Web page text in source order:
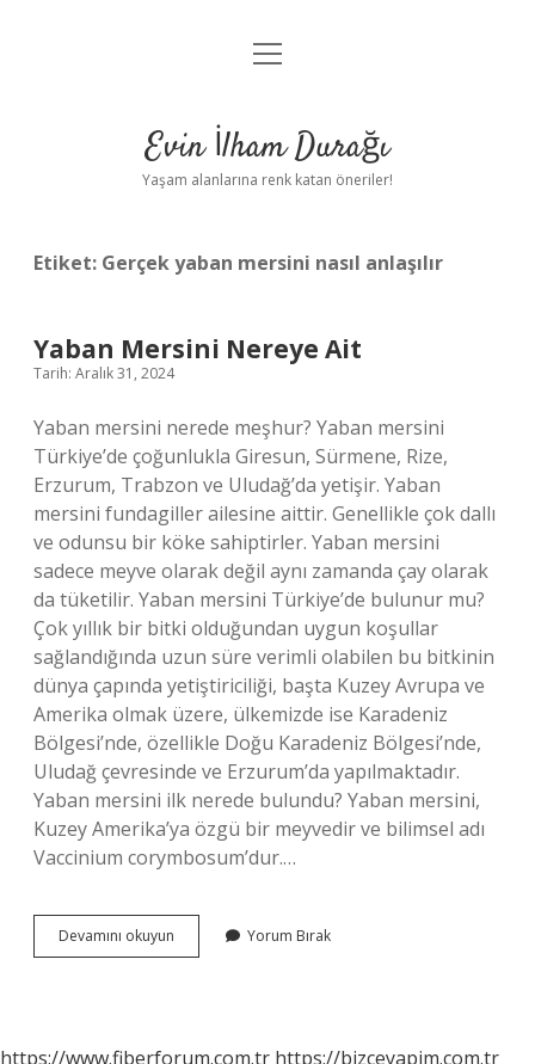
Anasayfa
Yasal Uyarı
menüyü
Evin İlham Durağı
Yaşam alanlarına renk katan öneriler!
Etiket: Gerçek yaban mersini nasıl anlaşılır
Yaban Mersini Nereye Ait
Tarih: Aralık 31, 2024
Yaban mersini nerede meşhur? Yaban mersini
Türkiye’de çoğunlukla Giresun, Sürmene, Rize,
Erzurum, Trabzon ve Uludağ’da yetişir. Yaban
mersini fundagiller ailesine aittir. Genellikle çok dallı
ve odunsu bir köke sahiptirler. Yaban mersini
sadece meyve olarak değil aynı zamanda çay olarak
da tüketilir. Yaban mersini Türkiye’de bulunur mu?
Çok yıllık bir bitki olduğundan uygun koşullar
sağlandığında uzun süre verimli olabilen bu bitkinin
dünya çapında yetiştiriciliği, başta Kuzey Avrupa ve
Amerika olmak üzere, ülkemizde ise Karadeniz
Bölgesi’nde, özellikle Doğu Karadeniz Bölgesi’nde,
Uludağ çevresinde ve Erzurum’da yapılmaktadır.
Yaban mersini ilk nerede bulundu? Yaban mersini,
Kuzey Amerika’ya özgü bir meyvedir ve bilimsel adı
Vaccinium corymbosum’dur.…
Devamını okuyun
Mersini
Yorum Bırak
https://www.fiberforum.com.tr https://bizceyapim.com.tr